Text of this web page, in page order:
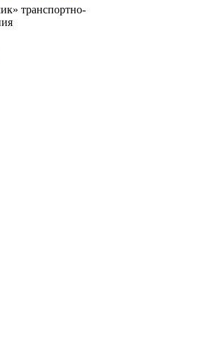
транспортно-